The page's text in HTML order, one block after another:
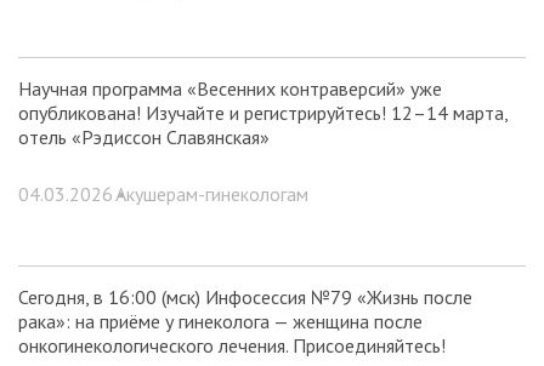
Научная программа «Весенних контраверсий» уже
опубликована! Изучайте и регистрируйтесь! 12–14 марта,
отель «Рэдиссон Славянская»
04.03.2026 •Акушерам-гинекологам
Сегодня, в 16:00 (мск) Инфосессия №79 «Жизнь после
рака»: на приёме у гинеколога — женщина после
онкогинекологического лечения. Присоединяйтесь!